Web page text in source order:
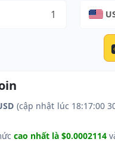
(cập nhật lúc 18:17:00
cao nhất là $0.0002114